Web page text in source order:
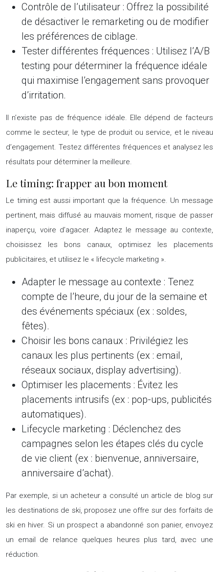
Contrôle de l’utilisateur : Offrez la possibilité
de désactiver le remarketing ou de modifier
les préférences de ciblage.
Tester différentes fréquences : Utilisez l’A/B
testing pour déterminer la fréquence idéale
qui maximise l’engagement sans provoquer
d’irritation.
Il n’existe pas de fréquence idéale. Elle dépend de facteurs
comme le secteur, le type de produit ou service, et le niveau
d’engagement. Testez différentes fréquences et analysez les
résultats pour déterminer la meilleure.
Le timing: frapper au bon moment
Le timing est aussi important que la fréquence. Un message
pertinent, mais diffusé au mauvais moment, risque de passer
inaperçu, voire d’agacer. Adaptez le message au contexte,
choisissez les bons canaux, optimisez les placements
publicitaires, et utilisez le « lifecycle marketing ».
Adapter le message au contexte : Tenez
compte de l’heure, du jour de la semaine et
des événements spéciaux (ex : soldes,
fêtes).
Choisir les bons canaux : Privilégiez les
canaux les plus pertinents (ex : email,
réseaux sociaux, display advertising).
Optimiser les placements : Évitez les
placements intrusifs (ex : pop-ups, publicités
automatiques).
Lifecycle marketing : Déclenchez des
campagnes selon les étapes clés du cycle
de vie client (ex : bienvenue, anniversaire,
anniversaire d’achat).
Par exemple, si un acheteur a consulté un article de blog sur
les destinations de ski, proposez une offre sur des forfaits de
ski en hiver. Si un prospect a abandonné son panier, envoyez
un email de relance quelques heures plus tard, avec une
réduction.